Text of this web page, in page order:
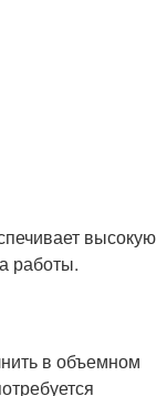
высокую
работы.
в объемном